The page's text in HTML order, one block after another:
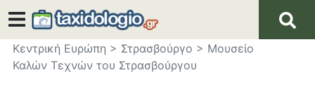
Κεντρική Ευρώπη > Στρασβούργο > Μουσείο
Καλών Τεχνών του Στρασβούργου